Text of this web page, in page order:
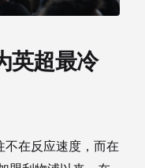
英超最冷
不在反应速度，而在